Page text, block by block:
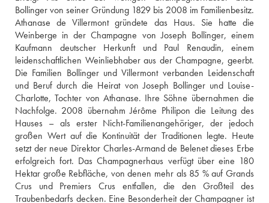
Bollinger von seiner Gründung 1829 bis 2008 im Familienbesitz.
Athanase de Villermont gründete das Haus. Sie hatte die
Weinberge in der Champagne von Joseph Bollinger, einem
Kaufmann deutscher Herkunft und Paul Renaudin, einem
leidenschaftlichen Weinliebhaber aus der Champagne, geerbt.
Die Familien Bollinger und Villermont verbanden Leidenschaft
und Beruf durch die Heirat von Joseph Bollinger und Louise-
Charlotte, Tochter von Athanase. Ihre Söhne übernahmen die
Nachfolge. 2008 übernahm Jérôme Philipon die Leitung des
Hauses – als erster Nicht-Familienangehöriger, der jedoch
großen Wert auf die Kontinuität der Traditionen legte. Heute
setzt der neue Direktor Charles-Armand de Belenet dieses Erbe
erfolgreich fort. Das Champagnerhaus verfügt über eine 180
Hektar große Rebfläche, von denen mehr als 85 % auf Grands
Crus und Premiers Crus entfallen, die den Großteil des
Traubenbedarfs decken. Eine Besonderheit der Champagner ist